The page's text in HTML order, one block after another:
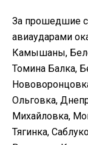
За прошедшие
авиаударами
Камышаны,
Томина Балка,
Ольговка,
Михайловка,
Тягинка,